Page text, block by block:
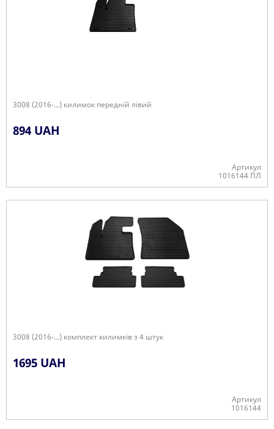
3008 (2016-...) килимок передній лівий
894 UAH
Артикул
1016144 ПЛ
3008 (2016-...) комплект килимків з 4 штук
1695 UAH
Артикул
1016144